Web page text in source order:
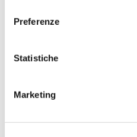
Preferenze
Statistiche
Marketing
Kit e Accessori
tonda ottone